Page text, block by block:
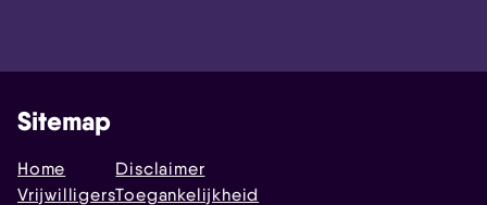
Sitemap
Home
Vrijwilligers
Disclaimer
Toegankelijkheid